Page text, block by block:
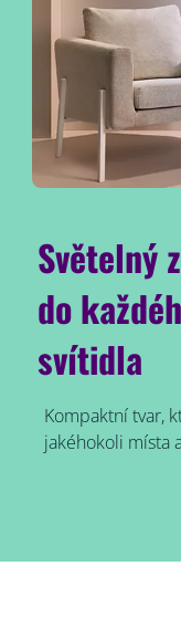
Světelný
do
svítidla
Kompaktní tvar,
jakéhokoli místa